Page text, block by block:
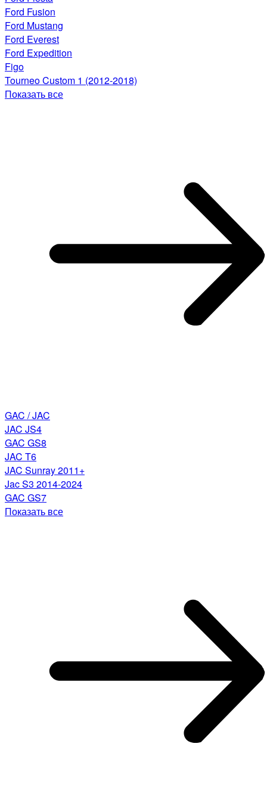
Ford Fusion
Ford Mustang
Ford Everest
Ford Expedition
Figo
Tourneo Custom 1 (2012-2018)
Показать все
GAC / JAC
JAC JS4
GAC GS8
JAC T6
JAC Sunray 2011+
Jac S3 2014-2024
GAC GS7
Показать все